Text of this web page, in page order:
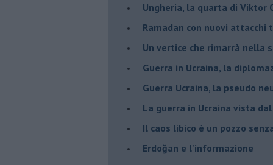
Ungheria, la quarta di Viktor
Ramadan con nuovi attacchi
Un vertice che rimarrà nella
Guerra in Ucraina, la
Guerra Ucraina, la pseudo
La guerra in Ucraina vista
​Il caos libico è un pozzo
Erdoğan e l'informazione